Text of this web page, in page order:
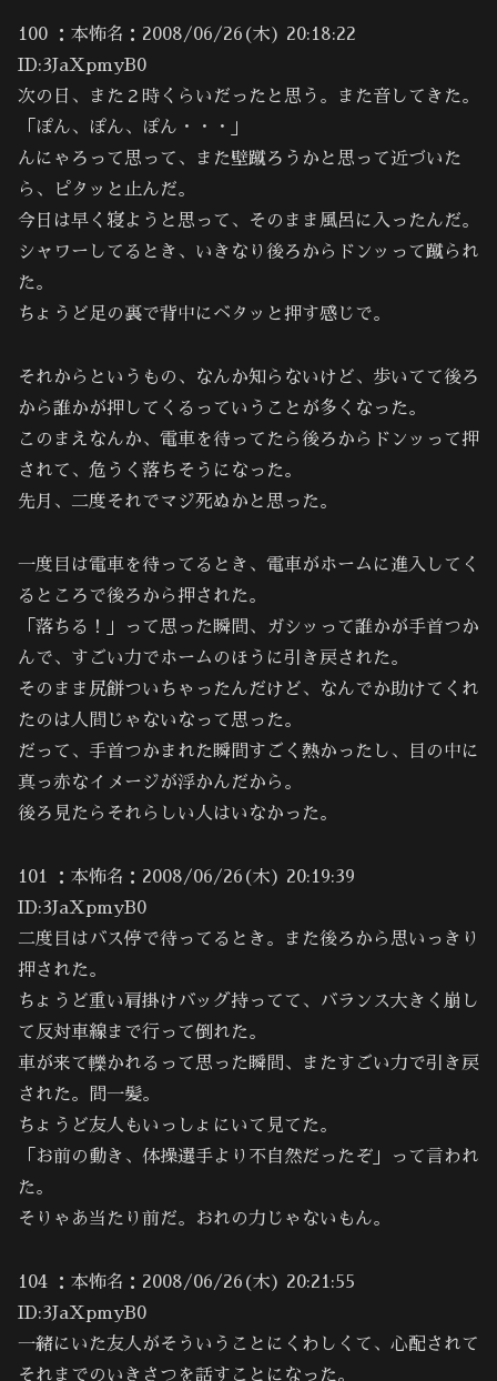
100 ：本怖名：2008/06/26(木) 20:18:22
ID:3JaXpmyB0
次の日、また２時くらいだったと思う。また音してきた。
「ぽん、ぽん、ぽん・・・」
んにゃろって思って、また壁蹴ろうかと思って近づいた
ら、ピタッと止んだ。
今日は早く寝ようと思って、そのまま風呂に入ったんだ。
シャワーしてるとき、いきなり後ろからドンッって蹴られ
た。
ちょうど足の裏で背中にベタッと押す感じで。
それからというもの、なんか知らないけど、歩いてて後ろ
から誰かが押してくるっていうことが多くなった。
このまえなんか、電車を待ってたら後ろからドンッって押
されて、危うく落ちそうになった。
先月、二度それでマジ死ぬかと思った。
一度目は電車を待ってるとき、電車がホームに進入してく
るところで後ろから押された。
「落ちる！」って思った瞬間、ガシッって誰かが手首つか
んで、すごい力でホームのほうに引き戻された。
そのまま尻餅ついちゃったんだけど、なんでか助けてくれ
たのは人間じゃないなって思った。
だって、手首つかまれた瞬間すごく熱かったし、目の中に
真っ赤なイメージが浮かんだから。
後ろ見たらそれらしい人はいなかった。
101 ：本怖名：2008/06/26(木) 20:19:39
ID:3JaXpmyB0
二度目はバス停で待ってるとき。また後ろから思いっきり
押された。
ちょうど重い肩掛けバッグ持ってて、バランス大きく崩し
て反対車線まで行って倒れた。
車が来て轢かれるって思った瞬間、またすごい力で引き戻
された。間一髪。
ちょうど友人もいっしょにいて見てた。
「お前の動き、体操選手より不自然だったぞ」って言われ
た。
そりゃあ当たり前だ。おれの力じゃないもん。
104 ：本怖名：2008/06/26(木) 20:21:55
ID:3JaXpmyB0
一緒にいた友人がそういうことにくわしくて、心配されて
それまでのいきさつを話すことになった。